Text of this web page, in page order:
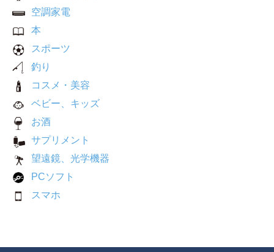
空調家電
本
スポーツ
釣り
コスメ・美容
ベビー、キッズ
お酒
サプリメント
望遠鏡、光学機器
PCソフト
スマホ